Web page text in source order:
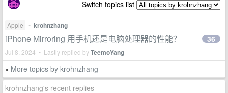
Switch topics list
Apple • krohnzhang
iPhone Mirroring 用手机还是电脑处理器的性能？
Jul 8, 2024 • Lastly replied byTeemoYang
36
» More topics by krohnzhang
krohnzhang's recent replies